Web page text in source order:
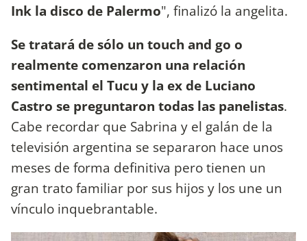
Ink la disco de Palermo", finalizó la angelita.
Se tratará de sólo un touch and go o
realmente comenzaron una relación
sentimental el Tucu y la ex de Luciano
Castro se preguntaron todas las panelistas.
Cabe recordar que Sabrina y el galán de la
televisión argentina se separaron hace unos
meses de forma definitiva pero tienen un
gran trato familiar por sus hijos y los une un
vínculo inquebrantable.